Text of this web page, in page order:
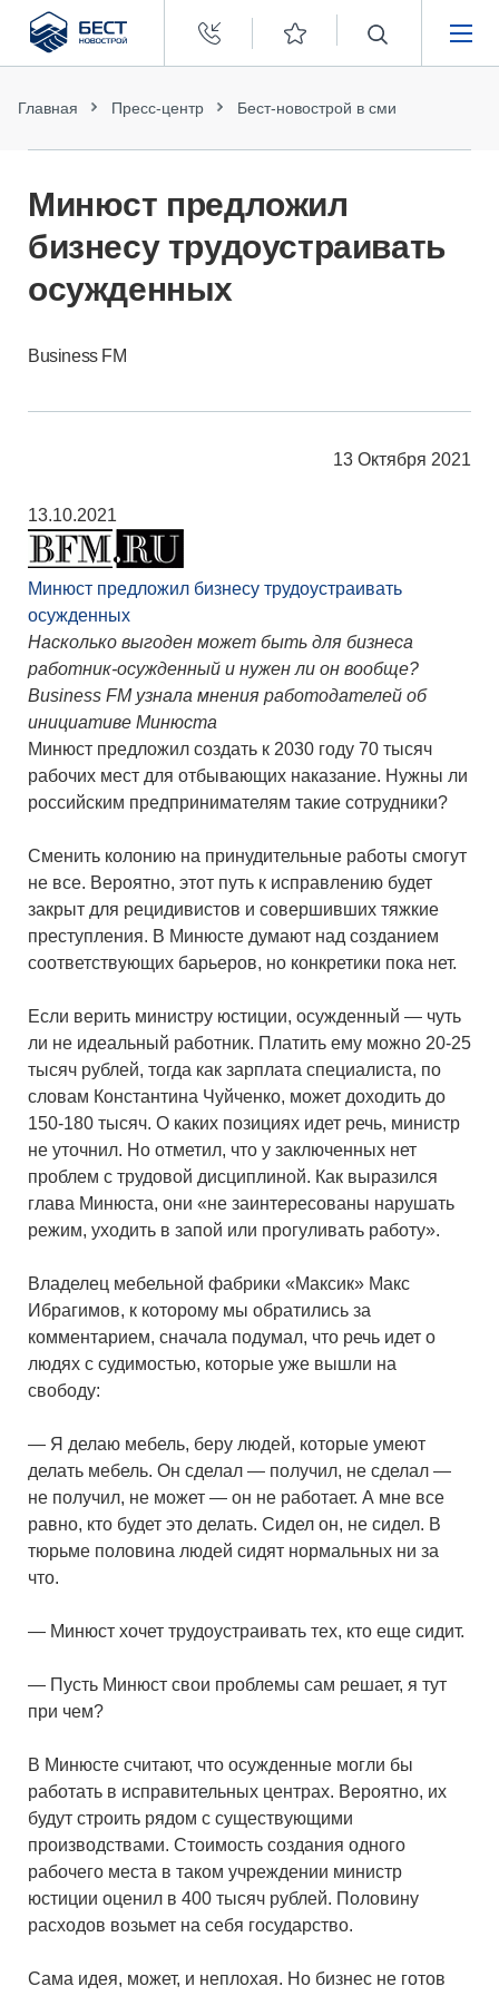
Бест
Новострой
ПОКУПАТЕЛЯМ
О КОМПАНИИ
Главная Пресс-центр Бест-новострой в сми
Минюст предложил
бизнесу трудоустраивать
осужденных
Business FM
13 Октября 2021
13.10.2021
Минюст предложил бизнесу трудоустраивать
осужденных
Насколько выгоден может быть для бизнеса
работник-осужденный и нужен ли он вообще?
Business FM узнала мнения работодателей об
инициативе Минюста
Минюст предложил создать к 2030 году 70 тысяч
рабочих мест для отбывающих наказание. Нужны ли
российским предпринимателям такие сотрудники?
Сменить колонию на принудительные работы смогут
не все. Вероятно, этот путь к исправлению будет
закрыт для рецидивистов и совершивших тяжкие
преступления. В Минюсте думают над созданием
соответствующих барьеров, но конкретики пока нет.
Если верить министру юстиции, осужденный — чуть
ли не идеальный работник. Платить ему можно 20-25
тысяч рублей, тогда как зарплата специалиста, по
словам Константина Чуйченко, может доходить до
150-180 тысяч. О каких позициях идет речь, министр
не уточнил. Но отметил, что у заключенных нет
проблем с трудовой дисциплиной. Как выразился
глава Минюста, они «не заинтересованы нарушать
режим, уходить в запой или прогуливать работу».
Владелец мебельной фабрики «Максик» Макс
Ибрагимов, к которому мы обратились за
комментарием, сначала подумал, что речь идет о
людях с судимостью, которые уже вышли на
свободу:
— Я делаю мебель, беру людей, которые умеют
делать мебель. Он сделал — получил, не сделал —
не получил, не может — он не работает. А мне все
равно, кто будет это делать. Сидел он, не сидел. В
тюрьме половина людей сидят нормальных ни за
что.
— Минюст хочет трудоустраивать тех, кто еще сидит.
— Пусть Минюст свои проблемы сам решает, я тут
при чем?
В Минюсте считают, что осужденные могли бы
работать в исправительных центрах. Вероятно, их
будут строить рядом с существующими
производствами. Стоимость создания одного
рабочего места в таком учреждении министр
юстиции оценил в 400 тысяч рублей. Половину
расходов возьмет на себя государство.
Сама идея, может, и неплохая. Но бизнес не готов